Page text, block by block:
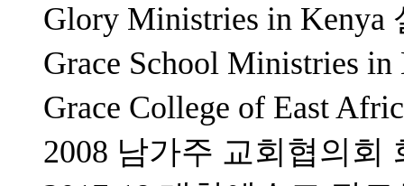
Glory Ministries in Kenya
Grace School Ministries
Grace College of East
2008 남가주 교회협의회